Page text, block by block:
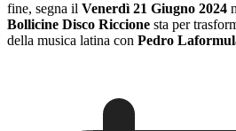
fine, segna il Venerdì 21 Giugno 2024
Bollicine Disco Riccione sta per
della musica latina con Pedro